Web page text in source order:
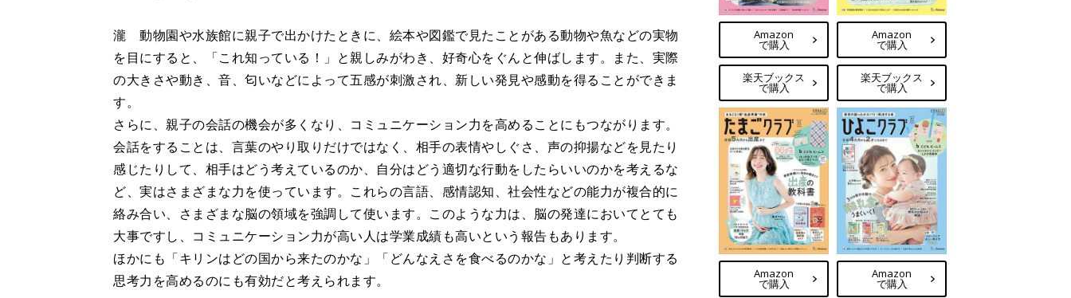
瀧 動物園や水族館に親子で出かけたときに、絵本や図鑑で見たことがある動物や魚などの実物
を目にすると、「これ知っている！」と親しみがわき、好奇心をぐんと伸ばします。また、実際
の大きさや動き、音、匂いなどによって五感が刺激され、新しい発見や感動を得ることができま
す。
さらに、親子の会話の機会が多くなり、コミュニケーション力を高めることにもつながります。
会話をすることは、言葉のやり取りだけではなく、相手の表情やしぐさ、声の抑揚などを見たり
感じたりして、相手はどう考えているのか、自分はどう適切な行動をしたらいいのかを考えるな
ど、実はさまざまな力を使っています。これらの言語、感情認知、社会性などの能力が複合的に
絡み合い、さまざまな脳の領域を強調して使います。このような力は、脳の発達においてとても
大事ですし、コミュニケーション力が高い人は学業成績も高いという報告もあります。
ほかにも「キリンはどの国から来たのかな」「どんなえさを食べるのかな」と考えたり判断する
思考力を高めるのにも有効だと考えられます。
Amazon
で購入
楽天ブックス
で購入
Amazon
で購入
楽天ブックス
で購入
Amazon
で購入
Amazon
で購入